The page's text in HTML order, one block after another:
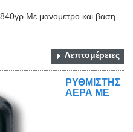
Με μανομετρο και βαση
Λεπτομέρειες
ΡΥΘΜΙΣΤΗΣ
ΑΕΡΑ ΜΕ